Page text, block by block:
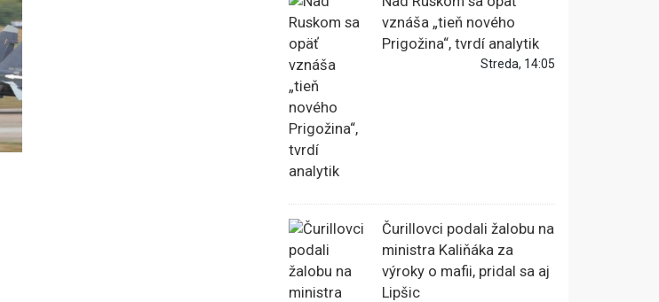
vznáša „tieň nového
Prigožina“, tvrdí analytik
Streda, 14:05
Čurillovci podali žalobu na
ministra Kaliňáka za
výroky o mafii, pridal sa aj
Lipšic